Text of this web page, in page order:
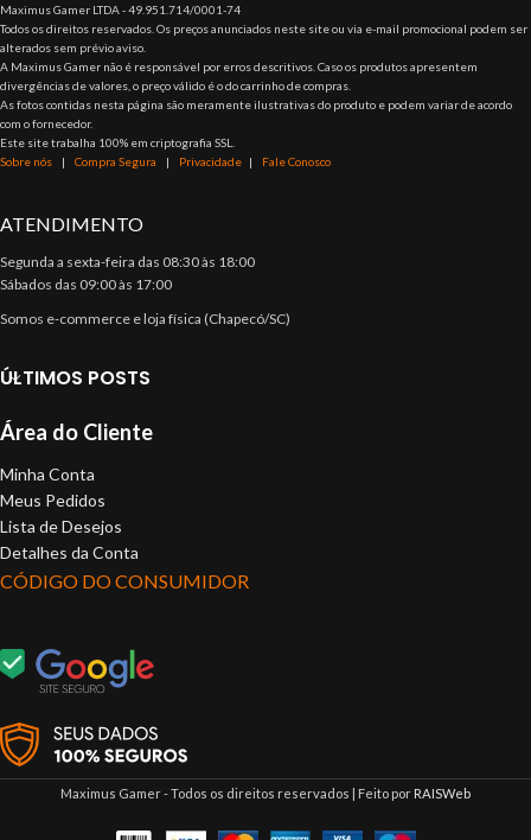
Maximus Gamer LTDA - 49.951.714/0001-74
Todos os direitos reservados. Os preços anunciados neste site ou via e-mail promocional podem ser
alterados sem prévio aviso.
A Maximus Gamer não é responsável por erros descritivos. Caso os produtos apresentem
divergências de valores, o preço válido é o do carrinho de compras.
As fotos contidas nesta página são meramente ilustrativas do produto e podem variar de acordo
com o fornecedor.
Este site trabalha 100% em criptografia SSL.
Sobre nós | Compra Segura | Privacidade | Fale Conosco
ATENDIMENTO
Segunda a sexta-feira das 08:30 às 18:00
Sábados das 09:00 às 17:00
Somos e-commerce e loja física (Chapecó/SC)
ÚLTIMOS POSTS
Área do Cliente
Minha Conta
Meus Pedidos
Lista de Desejos
Detalhes da Conta
CÓDIGO DO CONSUMIDOR
Maximus Gamer - Todos os direitos reservados | Feito por RAISWeb